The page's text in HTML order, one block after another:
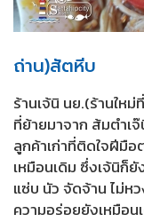
ถ่าน)สัตหีบ
ร้านเจ้นิ นย.(ร้านใหม่
ที่ย้ายมาจาก ส้มตำเ
ลูกค้าเก่าที่ติดใจฝีมื
เหมือนเดิม ซึ่งเจ้นิก็
แซ่บ นัว จัดจ้าน ไม่ห
ความอร่อยยังเหมือน